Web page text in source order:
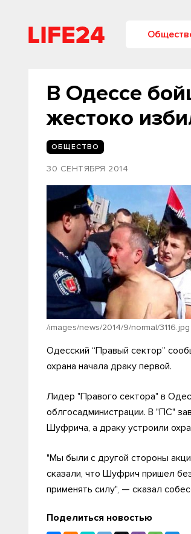
В Одессе
жестоко
ОБЩЕСТВО
30 СЕНТЯБРЯ 2014
/images/news/2014/9/normal/3116.jpg
Одесский “Правый сектор”
охрана начала драку первой.
Лидер "Правого сектора" в
облгосадминистрации. В "ПС"
Шуфрича, а драку устроили
"Мы были с другой стороны
сказали, что Шуфрич пришел
применять силу", — сказал
Поделиться новостью